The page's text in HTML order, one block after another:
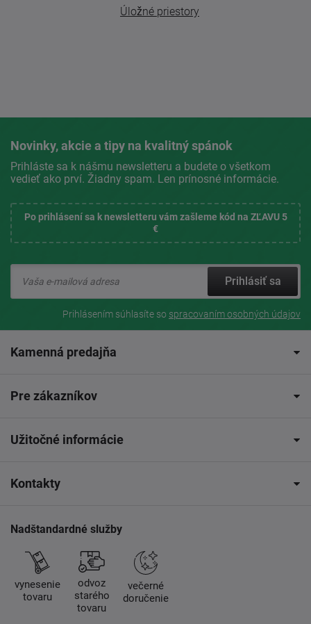
Úložné priestory
Novinky, akcie a tipy na kvalitný spánok
Prihláste sa k nášmu newsletteru a budete o všetkom
vedieť ako prví. Žiadny spam. Len prínosné informácie.
Po prihlásení sa k newsletteru vám zašleme kód na ZĽAVU 5
€
Prihlásiť sa
Prihlásením súhlasíte so spracovaním osobných údajov
Kamenná predajňa
Pre zákazníkov
Užitočné informácie
Kontakty
Nadštandardné služby
vynesenie
tovaru
odvoz
starého
tovaru
večerné
doručenie